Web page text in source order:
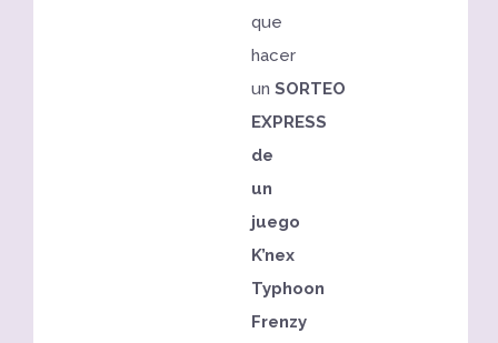
que
hacer
un SORTEO
EXPRESS
de
un
juego
K’nex
Typhoon
Frenzy